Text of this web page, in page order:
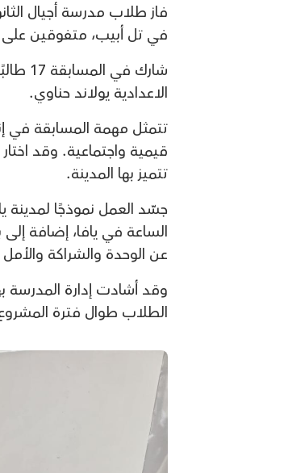
في تل أبيب، متفوقين على
الاعدادية يولاند حناوي.
تتمثل مهمة المسابقة في
قيمية واجتماعية. وقد
تتميز بها المدينة.
جسّد العمل نموذجًا
الساعة في يافا، إضافة
عن الوحدة والشراكة
وقد أشادت إدارة المدرسة
الطلاب طوال فترة